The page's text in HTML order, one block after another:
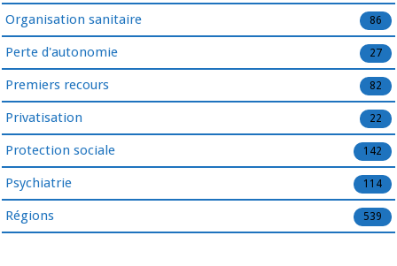
Organisation sanitaire 86
Perte d'autonomie 27
Premiers recours 82
Privatisation 22
Protection sociale 142
Psychiatrie 114
Régions 539